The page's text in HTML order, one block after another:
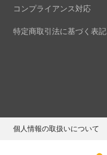
コンプライアンス対応
特定商取引法に基づく表記
個人情報の取扱いについて